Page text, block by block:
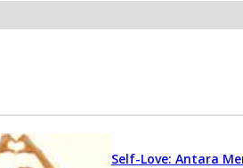
Self-Love: Antara